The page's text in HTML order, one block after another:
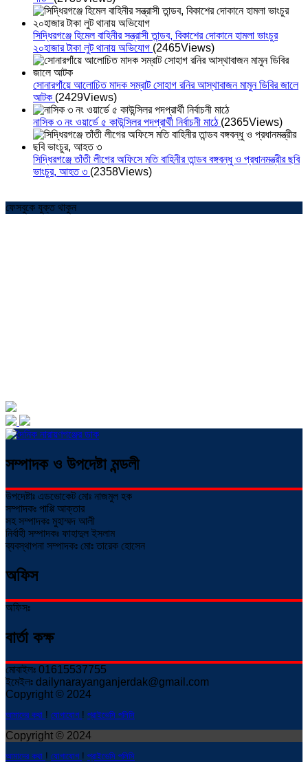
সিদ্ধিরগঞ্জে হিমেল বাহিনীর সন্ত্রাসী তান্ডব, বিকাশের দোকানে হামলা ভাংচুর
২০হাজার টাকা লুট থানায় অভিযোগ (2465Views)
সোনারগাঁয়ে আলোচিত মাদক সম্রাট সোহাগ রনির আস্থাবাজন মামুন ডিবির জালে
আটক (2429Views)
নাসিক ৩ নং ওয়ার্ডে ৫ কাউন্সিলর পদপ্রার্থী নির্বাচনী মাঠে (2365Views)
সিদ্ধিরগঞ্জে তাঁতী লীগের অফিসে মতি বাহিনীর তান্ডব বঙ্গবন্ধু ও প্রধানমন্ত্রীর ছবি
ভাংচুর, আহত ৩ (2358Views)
ফেসবুকে যুক্ত থাকুন
সম্পাদক ও উপদেষ্টা মন্ডলী
উপদেষ্টাঃ এডভোকেট মোঃ নাজমুল হক
সম্পাদকঃ পাপ্পি আক্তার
সহ সম্পাদকঃ মুহাম্মদ আলী
নির্বাহী সম্পাদকঃ ফাহাদুল ইসলাম
ব্যবস্থাপনা সম্পাদকঃ মোঃ তারেক হোসেন
অফিস
অফিসঃ
বার্তা কক্ষ
মোবাইলঃ 01615537755
ইমেইলঃ dailynarayanganjerdak@gmail.com
Copyright © 2024
আমাদের কথা ! যোগাযোগ ! প্রাইভেসি পলিসি
Copyright © 2024
আমাদের কথা ! যোগাযোগ ! প্রাইভেসি পলিসি